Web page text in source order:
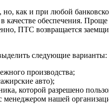
как и при любой
обеспечения.
ПТС возвращается
следующие варианты:
производства;
авто);
которой разрешено
менеджером нашей